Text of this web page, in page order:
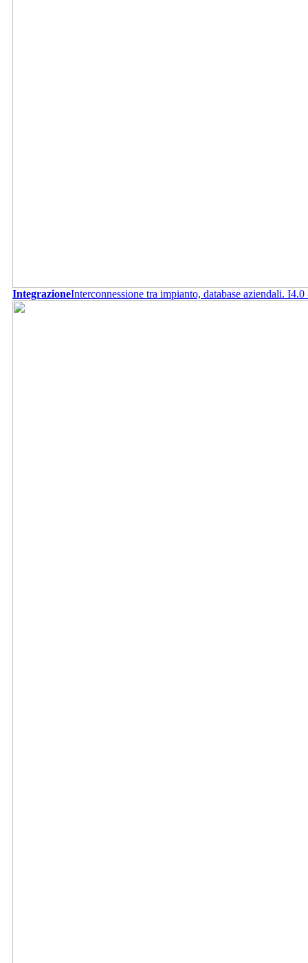
IntegrazioneInterconnessione tra impianto, database aziendali.